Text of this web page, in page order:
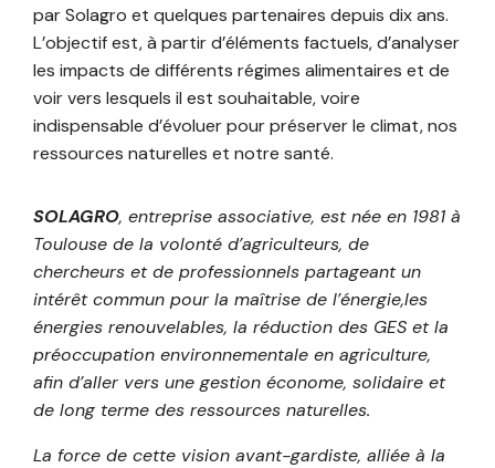
par Solagro et quelques partenaires depuis dix ans.
L’objectif est, à partir d’éléments factuels, d’analyser
les impacts de différents régimes alimentaires et de
voir vers lesquels il est souhaitable, voire
indispensable d’évoluer pour préserver le climat, nos
ressources naturelles et notre santé.
SOLAGRO, entreprise associative, est née en 1981 à
Toulouse de la volonté d’agriculteurs, de
chercheurs et de professionnels partageant un
intérêt commun pour la maîtrise de l’énergie,les
énergies renouvelables, la réduction des GES et la
préoccupation environnementale en agriculture,
afin d’aller vers une gestion économe, solidaire et
de long terme des ressources naturelles.
La force de cette vision avant-gardiste, alliée à la